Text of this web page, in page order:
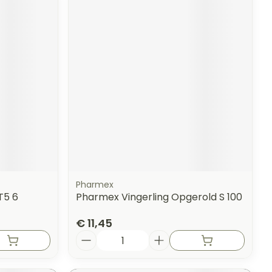
6
Pharmex
Pharmex Vingerling Opgerold S 100
€ 11,45